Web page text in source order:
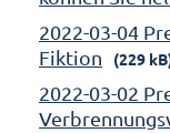
2022-03-04
Fiktion
(229
2022-03-02